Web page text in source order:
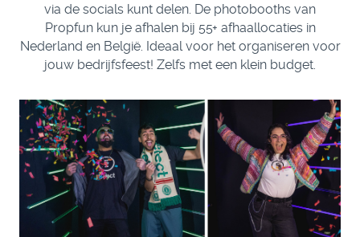
via de socials kunt delen. De photobooths van
Propfun kun je afhalen bij 55+ afhaallocaties in
Nederland en België. Ideaal voor het organiseren voor
jouw bedrijfsfeest! Zelfs met een klein budget.